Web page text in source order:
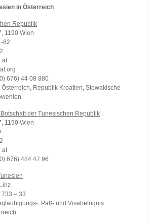
in Österreich
Republik
1190 Wien
82
676) 44 08 880
Republik Kroatien, Slowakische
der Tunesischen Republik
1190 Wien
676) 484 47 96
733 – 33
, Paß- und Visabefugnis